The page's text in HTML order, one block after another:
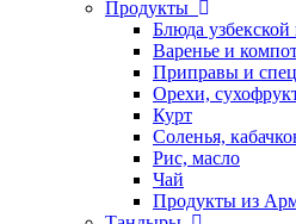
Продукты
Блюда узбекской
Варенье и
Приправы и
Орехи,
Курт
Соленья,
Рис, масло
Чай
Продукты из